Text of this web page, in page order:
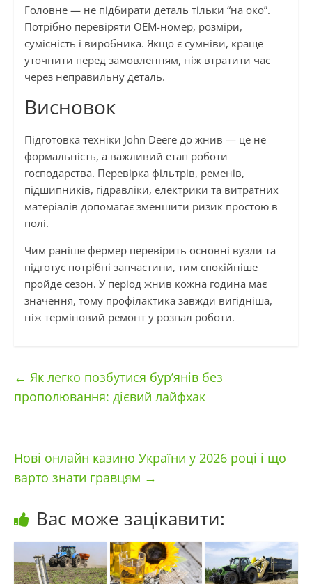
Головне — не підбирати деталь тільки “на око”.
Потрібно перевіряти OEM-номер, розміри,
сумісність і виробника. Якщо є сумніви, краще
уточнити перед замовленням, ніж втратити час
через неправильну деталь.
Висновок
Підготовка техніки John Deere до жнив — це не
формальність, а важливий етап роботи
господарства. Перевірка фільтрів, ременів,
підшипників, гідравліки, електрики та витратних
матеріалів допомагає зменшити ризик простою в
полі.
Чим раніше фермер перевірить основні вузли та
підготує потрібні запчастини, тим спокійніше
пройде сезон. У період жнив кожна година має
значення, тому профілактика завжди вигідніша,
ніж терміновий ремонт у розпал роботи.
← Як легко позбутися бур’янів без
прополювання: дієвий лайфхак
Нові онлайн казино України у 2026 році і що
варто знати гравцям →
Вас може зацікавити: